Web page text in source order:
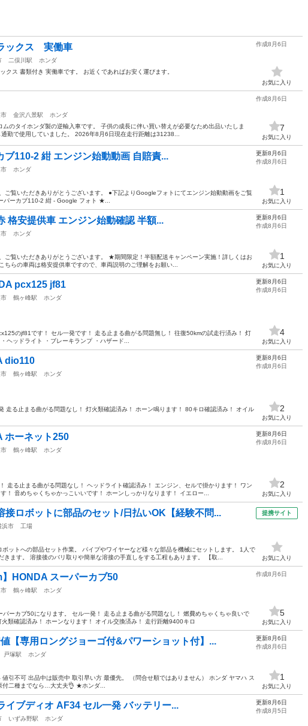
ックス 実働車
二俣川駅
ホンダ
ス 書類付き 実働車です。 お近くであればお安く運びます。
作成8月6日
お気に入り
金沢八景駅
ホンダ
のタイホンダ製の逆輸入車です。 子供の成長に伴い買い替えが必要なため出品いたしま
勤で使用していました。 2026年8月6日現在走行距離は31238...
作成8月6日
7
お気に入り
ブ110-2 紺 エンジン始動動画 自賠責...
ホンダ
ご覧いただきありがとうございます。 ●下記よりGoogleフォトにてエンジン始動動画をご覧
パーカブ110-2 紺 - Google フォト ★...
更新8月6日
作成8月6日
1
お気に入り
格安提供車 エンジン始動確認 半額...
ホンダ
ご覧いただきありがとうございます。 ★期間限定！半額配送キャンペーン実施！詳しくはお
らの車両は格安提供車ですので、車両説明のご理解をお願い...
更新8月6日
作成8月6日
1
お気に入り
pcx125 jf81
鶴ヶ峰駅 ホンダ
のjf81です！ セル一発です！ 走る止まる曲がる問題無し！ 往復50kmの試走行済み！ 灯
ヘッドライト ・ブレーキランプ ・ハザード...
更新8月6日
作成8月6日
4
お気に入り
dio110
鶴ヶ峰駅 ホンダ
走る止まる曲がる問題なし！ 灯火類確認済み！ ホーン鳴ります！ 80キロ確認済み！ オイル
更新8月6日
作成8月6日
2
お気に入り
ホーネット250
鶴ヶ峰駅 ホンダ
走る止まる曲がる問題なし！ ヘッドライト確認済み！ エンジン、セルで掛かります！ ワン
！ 音めちゃくちゃかっこいいです！ ホーンしっかりなります！ イエロー...
更新8月6日
作成8月6日
2
お気に入り
接ロボットに部品のセット/日払いOK【経験不問...
浜市 工場
ットへの部品セット作業。 パイプやワイヤーなど様々な部品を機械にセットします。 1人で
きます。 溶接後のバリ取りや簡単な溶接の手直しをする工程もあります。 【取...
提携サイト
お気に入り
】HONDA スーパーカブ50
鶴ヶ峰駅 ホンダ
パーカブ50になります。 セル一発！ 走る止まる曲がる問題なし！ 燃費めちゃくちゃ良いで
類確認済み！ ホーンなります！ オイル交換済み！ 走行距離9400キロ
作成8月6日
5
お気に入り
【専用ロングジョーゴ付&パワーショット付】...
戸塚駅
ホンダ
引不可 出品中は販売中 取引早い方 最優先。 （問合せ順ではありません） ホンダ ヤマハ ス
二種までなら…大丈夫👌 ★ホンダ...
更新8月6日
作成8月6日
1
お気に入り
イブディオ AF34 セル一発 バッテリー...
いずみ野駅
ホンダ
更新8月6日
作成8月5日